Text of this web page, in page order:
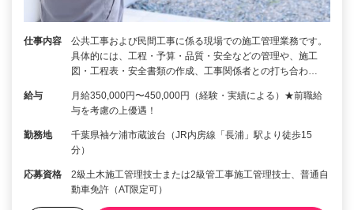
仕事内容
公共工事および民間工事に係る現場での施工管理業務です。
具体的には、工程・予算・品質・安全などの管理や、施工
図・工程表・安全書類の作成、工事関係者との打ち合わ…
給与
月給350,000円〜450,000円（経験・実績による）★前職給
与を考慮の上優遇！
勤務地
千葉県袖ケ浦市蔵波台（JR内房線「長浦」駅より徒歩15
分）
応募資格
2級土木施工管理技士または2級管工事施工管理技士、普通自
動車免許（AT限定可）